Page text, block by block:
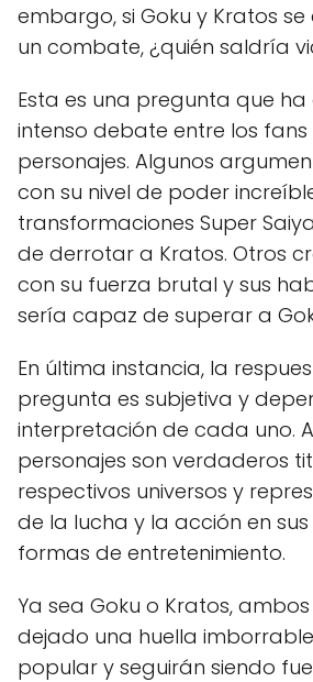
embargo, si Goku y Kratos
un combate, ¿quién saldría
Esta es una pregunta que
intenso debate entre los
personajes. Algunos
con su nivel de poder
transformaciones Super
de derrotar a Kratos. Otros
con su fuerza brutal y sus
sería capaz de superar a
En última instancia, la
pregunta es subjetiva y
interpretación de cada uno.
personajes son verdaderos
respectivos universos y
de la lucha y la acción en
formas de entretenimiento.
Ya sea Goku o Kratos,
dejado una huella
popular y seguirán siendo